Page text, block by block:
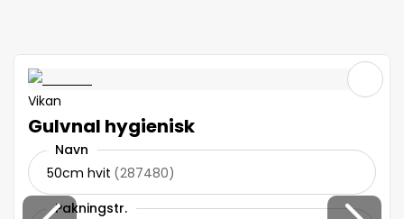
Vikan
Gulvnal hygienisk
Navn
50cm hvit (287480)
Pakningstr.